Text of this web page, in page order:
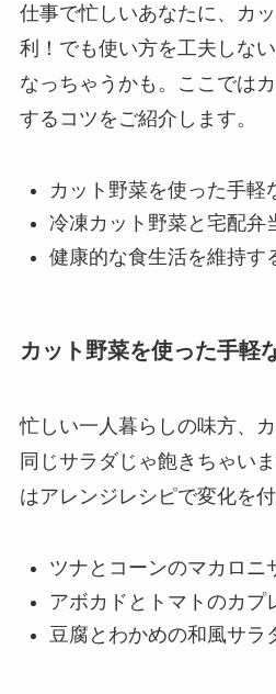
仕事で忙しいあなたに、カ
利！でも使い方を工夫しな
なっちゃうかも。ここでは
するコツをご紹介します。
カット野菜を使った手軽
冷凍カット野菜と宅配弁
健康的な食生活を維持す
カット野菜を使った手軽
忙しい一人暮らしの味方、
同じサラダじゃ飽きちゃい
はアレンジレシピで変化を
ツナとコーンのマカロニ
アボカドとトマトのカプ
豆腐とわかめの和風サラ